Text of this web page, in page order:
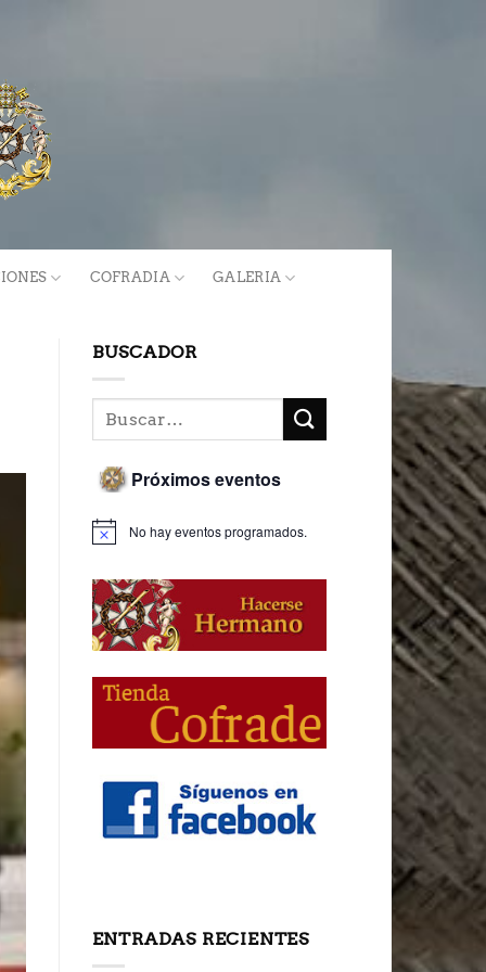
COFRADIA GALERIA
BUSCADOR
Próximos eventos
No hay eventos programados.
ENTRADAS RECIENTES